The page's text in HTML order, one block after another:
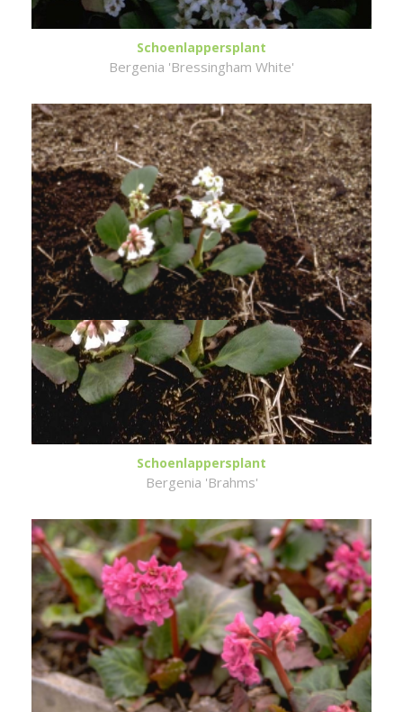
Schoenlappersplant
Bergenia 'Bressingham White'
Schoenlappersplant
Bergenia 'Brahms'